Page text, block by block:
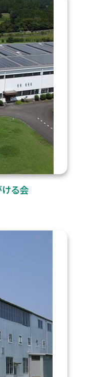
る会